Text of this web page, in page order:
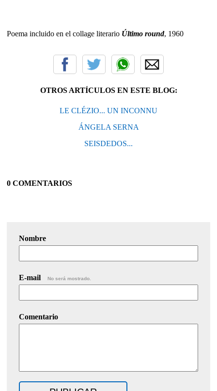
Poema incluido en el collage literario Último round, 1960
OTROS ARTÍCULOS EN ESTE BLOG:
LE CLÉZIO... UN INCONNU
ÁNGELA SERNA
SEISDEDOS...
0 COMENTARIOS
Nombre
E-mail No será mostrado.
Comentario